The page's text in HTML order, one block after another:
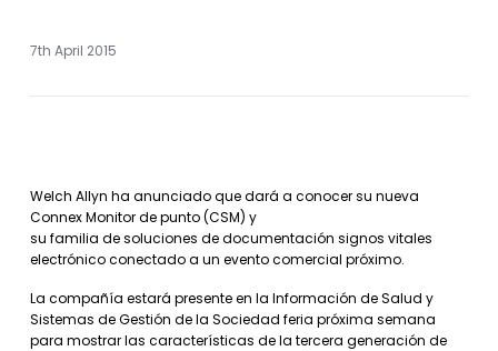
7th April 2015
Welch Allyn ha anunciado que dará a conocer su nueva
Connex Monitor de punto (CSM) y
su familia de soluciones de documentación signos vitales
electrónico conectado a un evento comercial próximo.
La compañía estará presente en la Información de Salud y
Sistemas de Gestión de la Sociedad feria próxima semana
para mostrar las características de la tercera generación de